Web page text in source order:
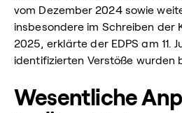
vom Dezember 2024 sowie
insbesondere im Schreiben der
2025, erklärte der EDPS am 11.
identifizierten Verstöße wurden
Wesentliche